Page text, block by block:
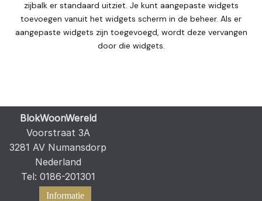
zijbalk er standaard uitziet. Je kunt aangepaste widgets
toevoegen vanuit het widgets scherm in de beheer. Als er
aangepaste widgets zijn toegevoegd, wordt deze vervangen
door die widgets.
BlokWoonWereld
Voorstraat 3A
3281 AV Numansdorp
Nederland
Tel: 0186-201301
Informatie